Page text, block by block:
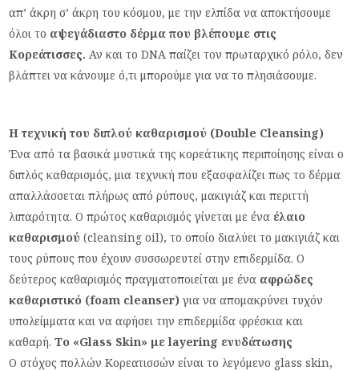
απ’ άκρη σ’ άκρη του κόσμου, με την ελπίδα να αποκτήσουμε
όλοι το αψεγάδιαστο δέρμα που βλέπουμε στις
Κορεάτισσες.Αν και το DNA παίζει τον πρωταρχικό ρόλο, δεν
βλάπτει να κάνουμε ό,τι μπορούμε για να το πλησιάσουμε.
Η τεχνική του διπλού καθαρισμού (Double Cleansing)
Ένα από τα βασικά μυστικά της κορεάτικης περιποίησης είναι ο
διπλός καθαρισμός, μια τεχνική που εξασφαλίζει πως το δέρμα
απαλλάσσεται πλήρως από ρύπους, μακιγιάζ και περιττή
λιπαρότητα. Ο πρώτος καθαρισμός γίνεται με ένα έλαιο
καθαρισμού (cleansing oil), το οποίο διαλύει το μακιγιάζ και
τους ρύπους που έχουν συσσωρευτεί στην επιδερμίδα. Ο
δεύτερος καθαρισμός πραγματοποιείται με ένα αφρώδες
καθαριστικό (foam cleanser)για να απομακρύνει τυχόν
υπολείμματα και να αφήσει την επιδερμίδα φρέσκια και
καθαρή.Το «Glass Skin» με layering ενυδάτωσης
Ο στόχος πολλών Κορεατισσών είναι το λεγόμενο glass skin,